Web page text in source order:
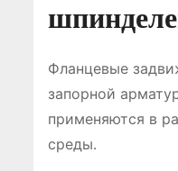
Фланцевые
запорной
применяются в
среды․